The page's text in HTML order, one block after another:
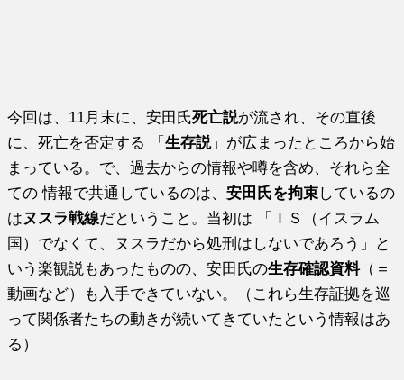
今回は、11月末に、安田氏死亡説が流され、その直後
に、死亡を否定する 「生存説」が広まったところから始
まっている。で、過去からの情報や噂を含め、それら全
ての 情報で共通しているのは、安田氏を拘束しているの
は ヌスラ戦線だということ。当初は 「ＩＳ（イスラム
国）でなくて、ヌスラだから処刑はしないであろう」と
いう楽観説もあったものの、安田氏の生存確認資料（＝
動画など）も入手できていない。（これら生存証拠を巡
って関係者たちの動きが続いてきていたという情報はあ
る）